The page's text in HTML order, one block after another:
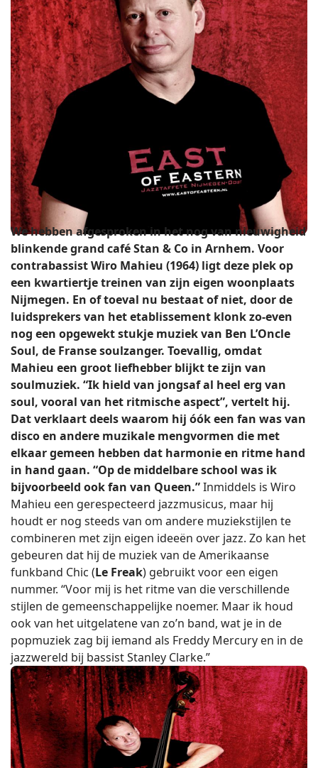
We hebben afgesproken in het nog van nieuwigheid
blinkende grand café Stan & Co in Arnhem. Voor
contrabassist Wiro Mahieu (1964) ligt deze plek op
een kwartiertje treinen van zijn eigen woonplaats
Nijmegen. En of toeval nu bestaat of niet, door de
luidsprekers van het etablissement klonk zo-even
nog een opgewekt stukje muziek van Ben L’Oncle
Soul, de Franse soulzanger. Toevallig, omdat
Mahieu een groot liefhebber blijkt te zijn van
soulmuziek. “Ik hield van jongsaf al heel erg van
soul, vooral van het ritmische aspect”, vertelt hij.
Dat verklaart deels waarom hij óók een fan was van
disco en andere muzikale mengvormen die met
elkaar gemeen hebben dat harmonie en ritme hand
in hand gaan. “Op de middelbare school was ik
bijvoorbeeld ook fan van Queen.”Inmiddels is Wiro
Mahieu een gerespecteerd jazzmusicus, maar hij
houdt er nog steeds van om andere muziekstijlen te
combineren met zijn eigen ideeën over jazz. Zo kan het
gebeuren dat hij de muziek van de Amerikaanse
funkband Chic (Le Freak) gebruikt voor een eigen
nummer. “Voor mij is het ritme van die verschillende
stijlen de gemeenschappelijke noemer. Maar ik houd
ook van het uitgelatene van zo’n band, wat je in de
popmuziek zag bij iemand als Freddy Mercury en in de
jazzwereld bij bassist Stanley Clarke.”